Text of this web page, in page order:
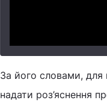
За його словами,
надати роз’яснення